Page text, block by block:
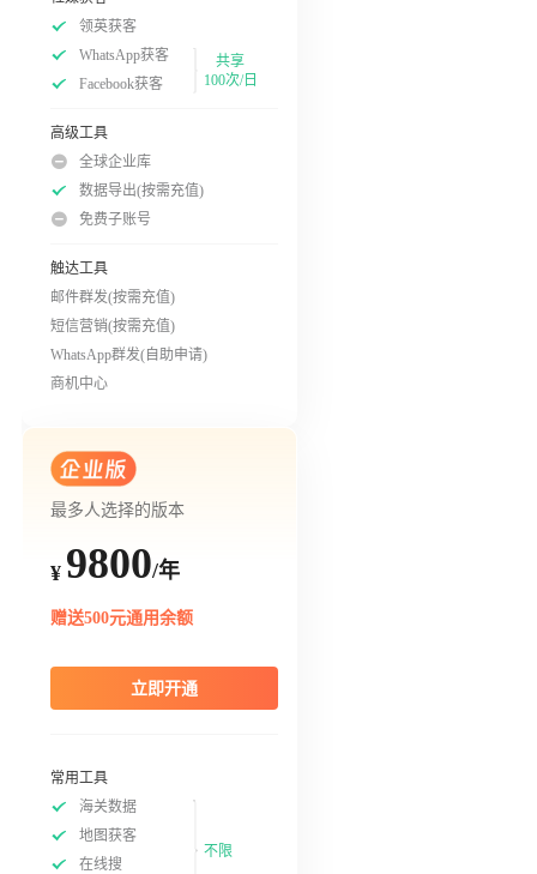
领英获客
WhatsApp获客
Facebook获客
共享
100次/日
高级工具
全球企业库
数据导出(按需充值)
免费子账号
触达工具
邮件群发(按需充值)
短信营销(按需充值)
WhatsApp群发(自助申请)
商机中心
最多人选择的版本
¥ 9800/年
赠送500元通用余额
立即开通
常用工具
海关数据
地图获客
在线搜
不限